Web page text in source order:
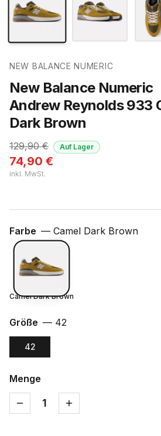
NEW BALANCE NUMERIC
New Balance Numeric
Andrew Reynolds 933
Dark Brown
129,90€
74,90 €
inkl. MwSt.
Auf Lager
Farbe — Camel Dark Brown
Camel Dark Brown
Größe — 42
42
Menge
1